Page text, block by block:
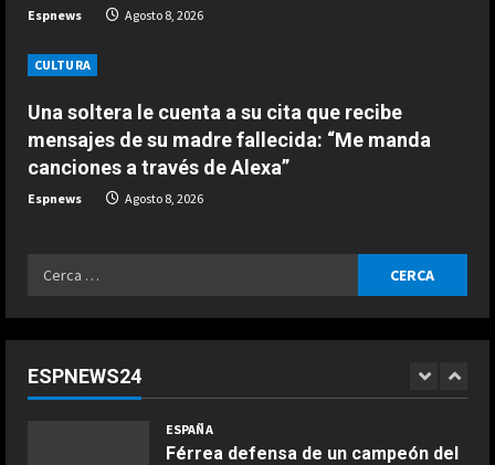
Espnews Agosto 8, 2026
CULTURA
Una soltera le cuenta a su cita que recibe
mensajes de su madre fallecida: “Me manda
canciones a través de Alexa”
Espnews Agosto 8, 2026
Ricerca
ESPNEWS24
El casco inspirado en el Mundial de
ESPAÑA
“Ferrari no para de quejarse”:
nuevo ‘dardo’ de Mercedes en la
1
ESPAÑA
Férrea defensa de un campeón del
Ensalada de espinacas deliciosa